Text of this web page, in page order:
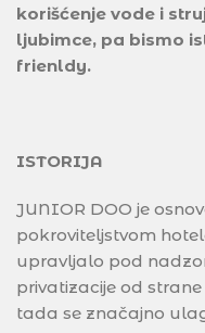
korišćenje vode i
ljubimce, pa bismo
frienldy.
ISTORIJA
JUNIOR DOO je
pokroviteljstvom
upravljalo pod
privatizacije od
tada se značajno